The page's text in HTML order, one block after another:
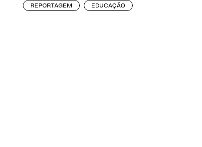
REPORTAGEM EDUCAÇÃO